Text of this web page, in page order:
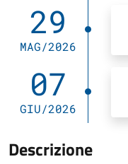
29
MAG/2026
07
GIU/2026
Descrizione